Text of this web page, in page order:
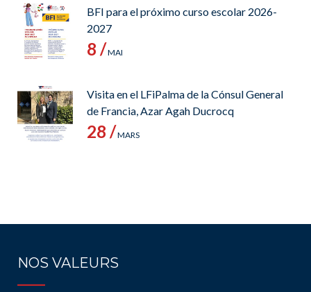
BFI para el próximo curso escolar 2026-
2027
8 /MAI
Visita en el LFiPalma de la Cónsul General
de Francia, Azar Agah Ducrocq
28 /MARS
NOS VALEURS